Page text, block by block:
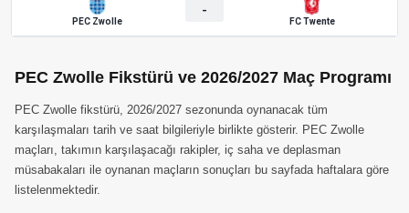
PEC Zwolle
-
FC Twente
PEC Zwolle Fikstürü ve 2026/2027 Maç Programı
PEC Zwolle fikstürü, 2026/2027 sezonunda oynanacak tüm
karşılaşmaları tarih ve saat bilgileriyle birlikte gösterir. PEC Zwolle
maçları, takımın karşılaşacağı rakipler, iç saha ve deplasman
müsabakaları ile oynanan maçların sonuçları bu sayfada haftalara göre
listelenmektedir.